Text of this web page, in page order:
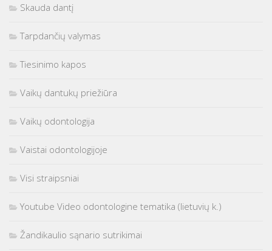
Skauda dantį
Tarpdančių valymas
Tiesinimo kapos
Vaikų dantukų priežiūra
Vaikų odontologija
Vaistai odontologijoje
Visi straipsniai
Youtube Video odontologine tematika (lietuvių k.)
Žandikaulio sąnario sutrikimai